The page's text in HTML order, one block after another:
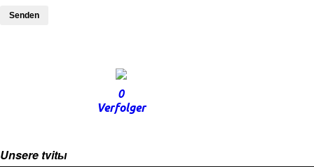
Senden
0
Verfolger
Unsere tvitы